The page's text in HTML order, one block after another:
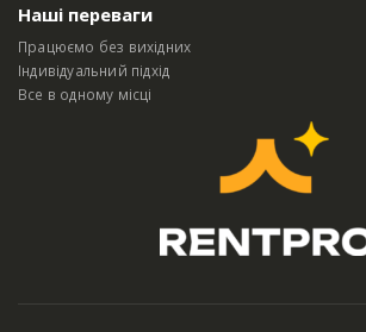
Наші переваги
Працюємо без вихідних
Індивідуальний підхід
Все в одному місці